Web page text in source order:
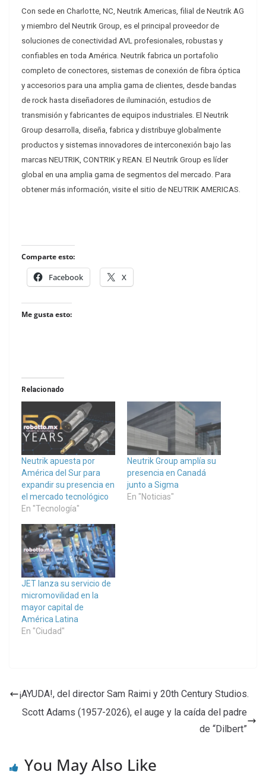
Con sede en Charlotte, NC, Neutrik Americas, filial de Neutrik AG
y miembro del Neutrik Group, es el principal proveedor de
soluciones de conectividad AVL profesionales, robustas y
confiables en toda América. Neutrik fabrica un portafolio
completo de conectores, sistemas de conexión de fibra óptica
y accesorios para una amplia gama de clientes, desde bandas
de rock hasta diseñadores de iluminación, estudios de
transmisión y fabricantes de equipos industriales. El Neutrik
Group desarrolla, diseña, fabrica y distribuye globalmente
productos y sistemas innovadores de interconexión bajo las
marcas NEUTRIK, CONTRIK y REAN. El Neutrik Group es líder
global en una amplia gama de segmentos del mercado. Para
obtener más información, visite el sitio de NEUTRIK AMERICAS.
Comparte esto:
Facebook X
Me gusta esto:
Relacionado
Neutrik apuesta por
América del Sur para
expandir su presencia en
el mercado tecnológico
En "Tecnología"
Neutrik Group amplía su
presencia en Canadá
junto a Sigma
En "Noticias"
JET lanza su servicio de
micromovilidad en la
mayor capital de
América Latina
En "Ciudad"
¡AYUDA!, del director Sam Raimi y 20th Century Studios.
Scott Adams (1957-2026), el auge y la caída del padre
de “Dilbert”
You May Also Like